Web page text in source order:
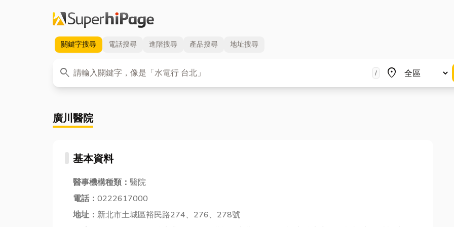
關鍵字搜尋 電話搜尋 進階搜尋 產品搜尋 地址搜尋
search
關鍵字 / place
地區
廣川醫院
基本資料
醫事機構種類： 醫院
電話： 0222617000
地址： 新北市土城區裕民路274、276、278號